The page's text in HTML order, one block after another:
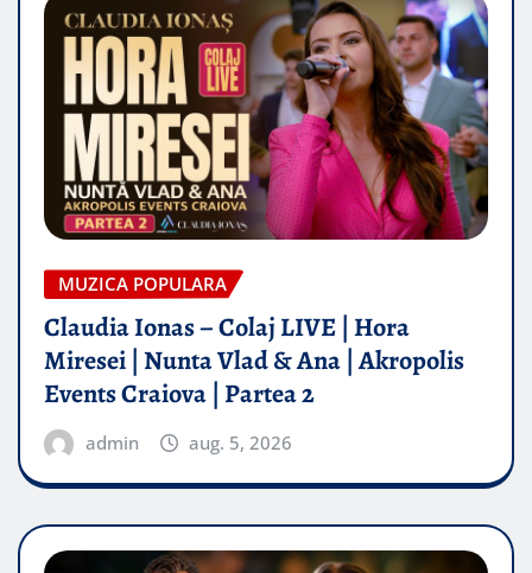
MUZICA POPULARA
Claudia Ionas – Colaj LIVE | Hora
Miresei | Nunta Vlad & Ana | Akropolis
Events Craiova | Partea 2
admin aug. 5, 2026